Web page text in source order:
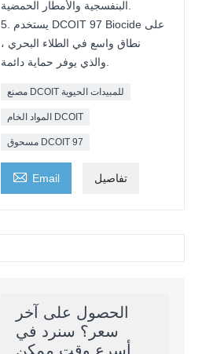
5. يستخدم DCOIT 97 Biocide على
نطاق واسع في الطلاء البحري ،
مصنع DCOIT للمبيدات الحيوية
المواد الخام DCOIT
مسحوق DCOIT 97
 Email تفاصيل
الحصول على آخر
سعر؟ سنرد في
أسرع وقت ممكن